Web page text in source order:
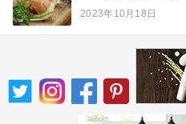
2023年10月18日